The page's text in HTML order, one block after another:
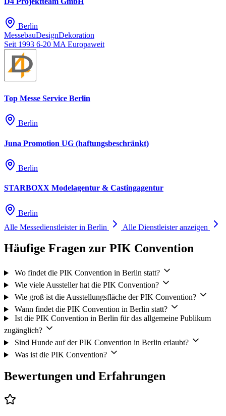
Berlin
MessebauDesignDekoration
Seit 1993 6-20 MA Europaweit
Top Messe Service Berlin
Berlin
Juna Promotion UG (haftungsbeschränkt)
Berlin
STARBOXX Modelagentur & Castingagentur
Berlin
Alle Messedienstleister in Berlin
Alle Dienstleister anzeigen
Häufige Fragen zur PIK Convention
Wo findet die PIK Convention in Berlin statt?
Wie viele Aussteller hat die PIK Convention?
Wie groß ist die Ausstellungsfläche der PIK Convention?
Wann findet die PIK Convention in Berlin statt?
Ist die PIK Convention in Berlin für das allgemeine Publikum
zugänglich?
Sind Hunde auf der PIK Convention in Berlin erlaubt?
Was ist die PIK Convention?
Bewertungen und Erfahrungen